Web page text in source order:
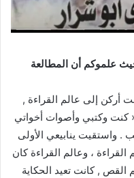
علموكم أن المطالعة
إلى عالم القراءة ,
كنت وكتبي وأصوات أخواتي
. واستقيت ينابيعي الأولى
، وعالم القراءة كان
القص , كانت تعيد الحكاية